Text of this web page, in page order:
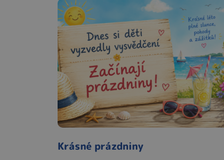
Krásné prázdniny